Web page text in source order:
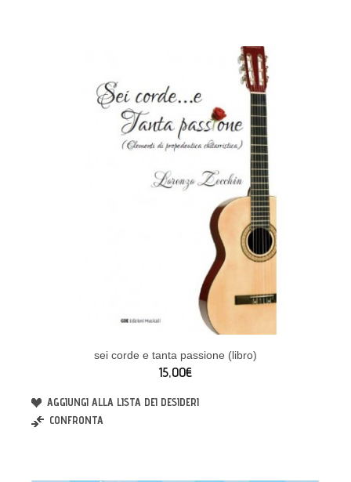
sei corde e tanta passione (libro)
15,00€
AGGIUNGI ALLA LISTA DEI DESIDERI
CONFRONTA